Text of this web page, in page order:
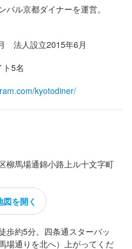
濃厚...
　法人設立2015年6月
5名
kyotodiner/
柳馬場通錦小路上ル十文字町
を開く
歩約5分。四条通スターバッ
場通りを北へ）上がってくだ
の経験がある方は優遇！
フも実際に活躍中ですので、ジ
心してご応募ください。
ます。
年以上）
調理師免許
の経験がある方は優遇！
心してご応募ください。
ます。
ひ一度お話ししましょう！
調理師免許
ます！自信が無くても大丈夫で
きな方
たい方
好きな方